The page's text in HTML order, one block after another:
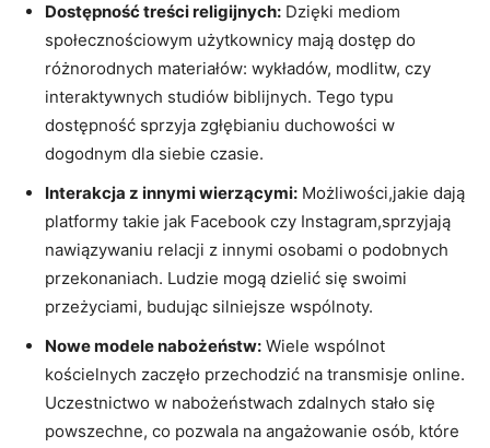
Dostępność treści religijnych: Dzięki mediom
społecznościowym użytkownicy mają dostęp do
różnorodnych materiałów: wykładów, modlitw, czy
interaktywnych studiów biblijnych. Tego typu
dostępność sprzyja zgłębianiu duchowości w
dogodnym dla siebie czasie.
Interakcja z innymi wierzącymi: Możliwości,jakie dają
platformy takie jak Facebook czy Instagram,sprzyjają
nawiązywaniu relacji z innymi osobami o podobnych
przekonaniach. Ludzie mogą dzielić się swoimi
przeżyciami, budując silniejsze wspólnoty.
Nowe modele nabożeństw: Wiele wspólnot
kościelnych zaczęło przechodzić na transmisje online.
Uczestnictwo w nabożeństwach zdalnych stało się
powszechne, co pozwala na angażowanie osób, które